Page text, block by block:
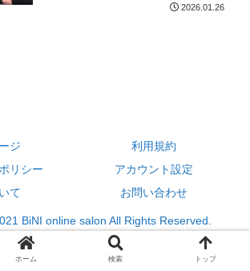
2026.01.26
ジ
利用規約
リシー
アカウント設定
て
お問い合わせ
BiNI online salon All Rights Reserved.
ホーム 検索 トップ